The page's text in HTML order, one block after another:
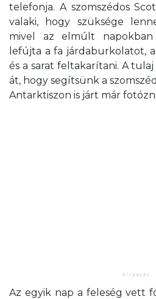
telefonja. A szomszédos
valaki, hogy szüksége
mivel az elmúlt
lefújta a fa járdaburkolatot,
és a sarat feltakarítani. A
át, hogy segítsünk a
Antarktiszon is járt már
Az egyik nap a feleség vett